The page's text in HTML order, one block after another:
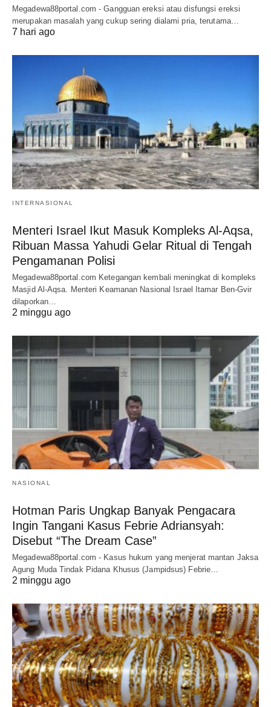
Megadewa88portal.com - Gangguan ereksi atau disfungsi ereksi
merupakan masalah yang cukup sering dialami pria, terutama…
7 hari ago
INTERNASIONAL
Menteri Israel Ikut Masuk Kompleks Al-Aqsa,
Ribuan Massa Yahudi Gelar Ritual di Tengah
Pengamanan Polisi
Megadewa88portal.com Ketegangan kembali meningkat di kompleks
Masjid Al-Aqsa. Menteri Keamanan Nasional Israel Itamar Ben-Gvir
dilaporkan…
2 minggu ago
NASIONAL
Hotman Paris Ungkap Banyak Pengacara
Ingin Tangani Kasus Febrie Adriansyah:
Disebut “The Dream Case”
Megadewa88portal.com - Kasus hukum yang menjerat mantan Jaksa
Agung Muda Tindak Pidana Khusus (Jampidsus) Febrie…
2 minggu ago